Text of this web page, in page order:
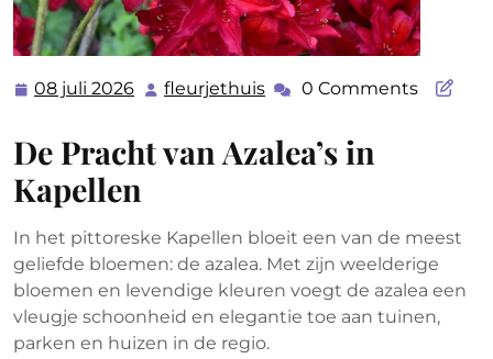
08 juli 2026 08
2026
fleurjethuis fleurjethuis
0 Comments
De Pracht van Azalea’s in
Kapellen
In het pittoreske Kapellen bloeit een van de meest
geliefde bloemen: de azalea. Met zijn weelderige
bloemen en levendige kleuren voegt de azalea een
vleugje schoonheid en elegantie toe aan tuinen,
parken en huizen in de regio.